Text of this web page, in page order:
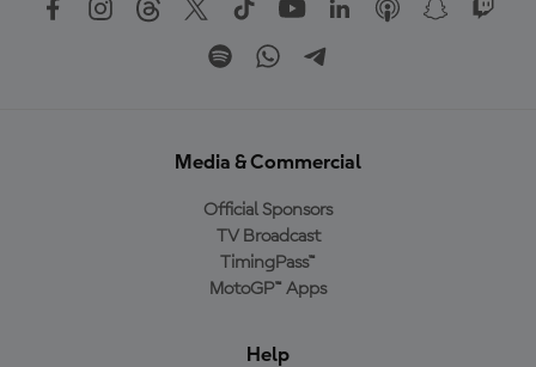
Media & Commercial
Official Sponsors
TV Broadcast
TimingPass™
MotoGP™ Apps
Help